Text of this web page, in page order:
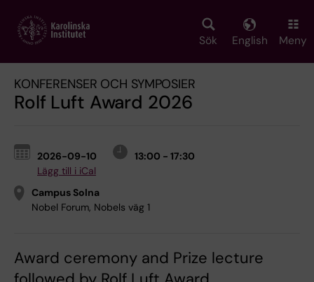
main
Sök English Meny
KONFERENSER OCH SYMPOSIER
Rolf Luft Award 2026
2026-09-10
13:00 - 17:30
Lägg till i iCal
Campus Solna
Nobel Forum, Nobels väg 1
Award ceremony and Prize lecture